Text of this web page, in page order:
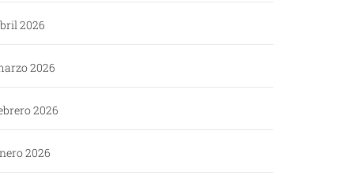
2026
2026
2026
2026